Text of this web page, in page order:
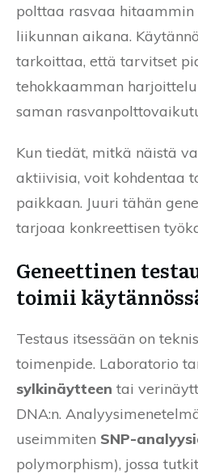
polttaa rasvaa hitaammin
liikunnan aikana.
tarkoittaa, että tarvitset
tehokkaamman
saman
Kun tiedät, mitkä näistä
aktiivisia, voit kohdentaa
paikkaan. Juuri tähän
tarjoaa konkreettisen
Geneettinen
toimii
Testaus itsessään on
toimenpide. Laboratorio
sylkinäytteen tai
DNA:n.
useimmiten SNP-
polymorphism), jossa